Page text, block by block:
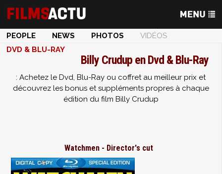
PEOPLE NEWS PHOTOS
VIDÉOS
DVD & BLU-RAY
Billy Crudup en Dvd & Blu-Ray
: Achetez le Dvd, Blu-Ray ou coffret au meilleur prix et
découvrez les bonus et suppléments propres à chaque
édition du film Billy Crudup
Watchmen - Director's cut